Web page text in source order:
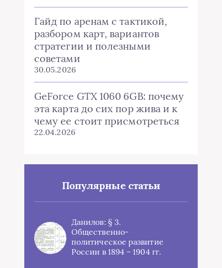
Гайд по аренам с тактикой,
разбором карт, вариантов
стратегии и полезными
советами
30.05.2026
GeForce GTX 1060 6GB: почему
эта карта до сих пор жива и к
чему ее стоит присмотреться
22.04.2026
Популярные статьи
Данилов: § 3.
Общественно-
политическое развитие
России в 1894 – 1904 гг.